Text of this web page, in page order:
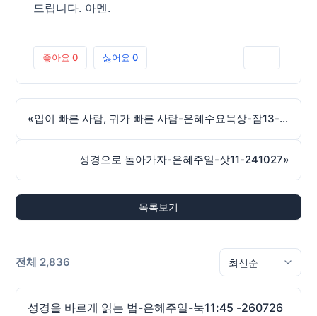
드립니다. 아멘.
좋아요0 싫어요0
« 입이 빠른 사람, 귀가 빠른 사람-은혜수요묵상-잠13-241023
성경으로 돌아가자-은혜주일-삿11-241027»
목록보기
전체 2,836
성경을 바르게 읽는 법-은혜주일-눅11:45 -260726